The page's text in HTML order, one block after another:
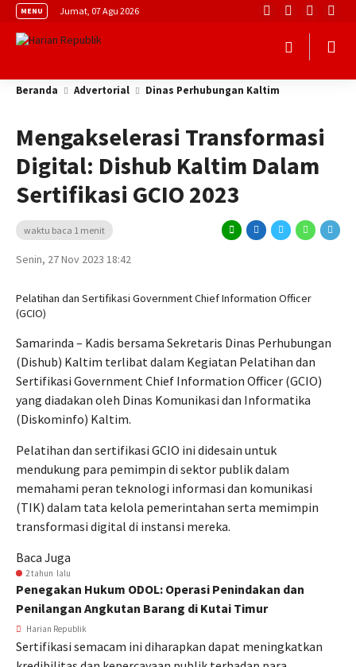
MENU Jumat, 07 Agu 2026
Beranda Advertorial Dinas Perhubungan Kaltim
Mengakselerasi Transformasi
Digital: Dishub Kaltim Dalam
Sertifikasi GCIO 2023
waktu baca 1 menit
Senin, 27 Nov 2023 18:42
Pelatihan dan Sertifikasi Government Chief Information Officer
(GCIO)
Samarinda – Kadis bersama Sekretaris Dinas Perhubungan
(Dishub) Kaltim terlibat dalam Kegiatan Pelatihan dan
Sertifikasi Government Chief Information Officer (GCIO)
yang diadakan oleh Dinas Komunikasi dan Informatika
(Diskominfo) Kaltim.
Pelatihan dan sertifikasi GCIO ini didesain untuk
mendukung para pemimpin di sektor publik dalam
memahami peran teknologi informasi dan komunikasi
(TIK) dalam tata kelola pemerintahan serta memimpin
transformasi digital di instansi mereka.
Baca Juga
2 tahun lalu
Penegakan Hukum ODOL: Operasi Penindakan dan
Penilangan Angkutan Barang di Kutai Timur
Harian Republik
Sertifikasi semacam ini diharapkan dapat meningkatkan